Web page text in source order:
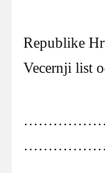
Republike
Vecernji list